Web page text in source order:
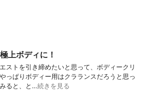
上ボディに！
ストを引き締めたいと思って、ボディークリ
っぱりボディー用はクラランスだろうと思っ
ると、と…続きを見る